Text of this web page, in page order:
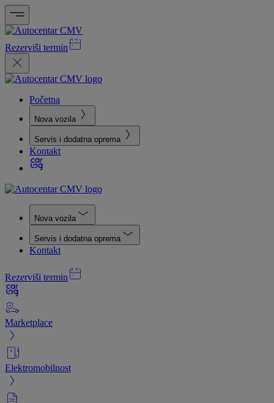
Rezerviši termin
Početna
Nova vozila
Servis i dodatna oprema
Kontakt
Nova vozila
Servis i dodatna oprema
Kontakt
Rezerviši termin
Marketplace
Elektromobilnost